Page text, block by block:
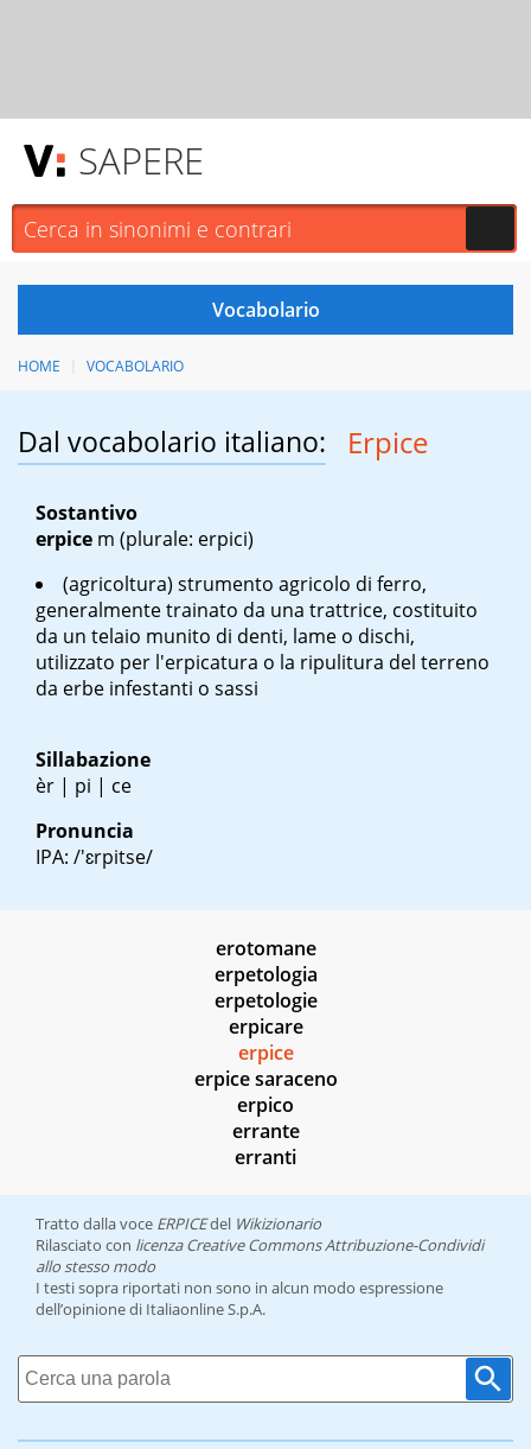
SAPERE
HOME VOCABOLARIO
Dal vocabolario italiano: Erpice
Sostantivo
erpice m (plurale: erpici)
(agricoltura) strumento agricolo di ferro,
generalmente trainato da una trattrice, costituito
da un telaio munito di denti, lame o dischi,
utilizzato per l'erpicatura o la ripulitura del terreno
da erbe infestanti o sassi
Sillabazione
èr | pi | ce
Pronuncia
IPA: /'ɛrpitse/
erotomane
erpetologia
erpetologie
erpicare
erpice
erpice saraceno
erpico
errante
erranti
Tratto dalla voce ERPICEdel Wikizionario
Rilasciato con licenza Creative Commons Attribuzione-Condividi
allo stesso modo
I testi sopra riportati non sono in alcun modo espressione
dell’opinione di Italiaonline S.p.A.